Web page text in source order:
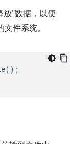
放”数据，以便
件系统。
();